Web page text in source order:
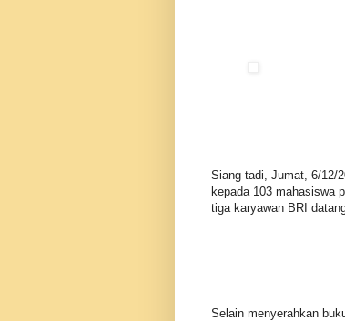
Siang tadi, Jumat, 6/12/
kepada 103 mahasiswa
tiga karyawan BRI
Selain menyerahkan